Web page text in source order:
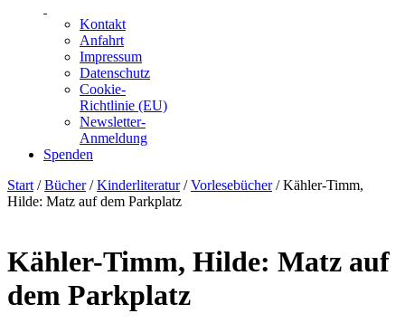
Kontakt
Anfahrt
Impressum
Datenschutz
Cookie-
Richtlinie (EU)
Newsletter-
Anmeldung
Spenden
Skip
to
Start /Bücher/Kinderliteratur/Vorlesebücher/ Kähler-Timm,
Hilde: Matz auf dem Parkplatz
Kähler-Timm, Hilde: Matz auf
dem Parkplatz